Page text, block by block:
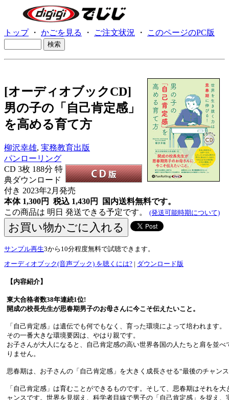
トップ・ かごを見る ・ ご注文状況 ・ このページのPC版
[オーディオブックCD]
男の子の「自己肯定感」
を高める育て方
柳沢幸雄, 実務教育出版
パンローリング
CD 3枚 188分 特
典ダウンロード
付き 2023年2月発売
本体 1,300円 税込 1,430円
国内送料無料です。
この商品は 明日 発送できる予定です。 (発送可能時期について)
サンプル再生3から10分程度無料で試聴できます。
オーディオブック(音声ブック) を聴くには? | ダウンロード版
【内容紹介】
東大合格者数38年連続1位!
開成の校長先生が思春期男子のお母さんに今こそ伝えたいこと。
「自己肯定感」は遺伝でも何でもなく、育った環境によって培われます。
その一番大きな環境要因は、やはり親です。
お子さんが大人になると、自己肯定感の高い世界各国の人たちと肩を並べ
りません。
思春期は、お子さんの「自己肯定感」を大きく成長させる“最後のチャン
「自己肯定感」は育むことができるものです。そして、思春期はそれを
ャンスです。世界を見据え、科学者目線で男子の「自己肯定感」を捉え